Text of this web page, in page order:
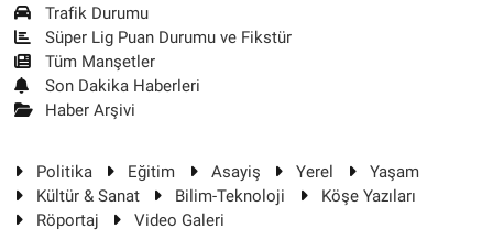
Trafik Durumu
Süper Lig Puan Durumu ve Fikstür
Tüm Manşetler
Son Dakika Haberleri
Haber Arşivi
Politika Eğitim Asayiş Yerel
Yaşam
Kültür & Sanat
Bilim-Teknoloji
Köşe Yazıları
Röportaj
Video Galeri